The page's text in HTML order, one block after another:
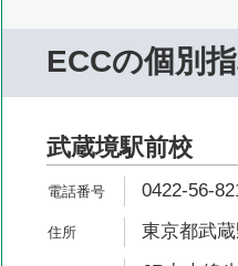
ECCの個別
武蔵境駅前校
0422-56-
東京都武